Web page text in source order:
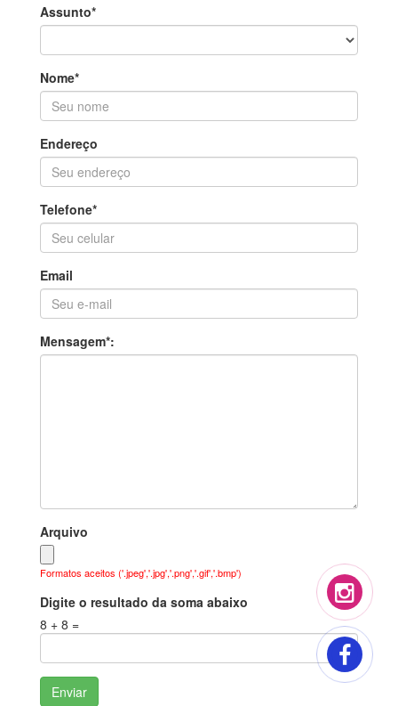
Assunto*
Nome*
Endereço
Telefone*
Email
Mensagem*:
Arquivo
Formatos aceitos ('.jpeg','.jpg','.png','.gif','.bmp')
Digite o resultado da soma abaixo
8 + 8 =